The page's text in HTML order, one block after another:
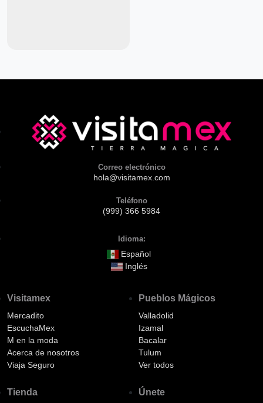
Correo electrónico
hola@visitamex.com
Teléfono
(999) 366 5984
Idioma:
Español
Inglés
Visitamex
Mercadito
EscuchaMex
M en la moda
Acerca de nosotros
Viaja Seguro
Tienda
Pueblos Mágicos
Valladolid
Izamal
Bacalar
Tulum
Ver todos
Únete